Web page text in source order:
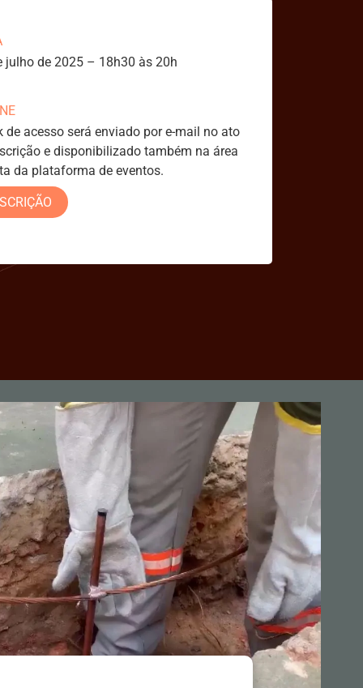
julho de 2025 – 18h30 às 20h
de acesso será enviado por e-mail no ato
e disponibilizado também na área
da plataforma de eventos.